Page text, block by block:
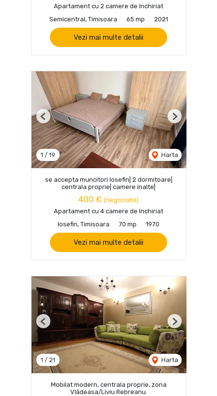
Apartament cu 2 camere de închiriat
Semicentral, Timisoara
65 mp 2021
Vezi mai multe detalii
1 / 19 Harta
Previous Next
se accepta muncitori Iosefin| 2 dormitoare|
centrala proprie| camere inalte|
400 € (negociabil)
Apartament cu 4 camere de închiriat
Iosefin, Timisoara
70 mp 1970
Vezi mai multe detalii
1 / 21 Harta
Previous Next
Mobilat modern, centrala proprie, zona
Vlădeasa/Liviu Rebreanu.